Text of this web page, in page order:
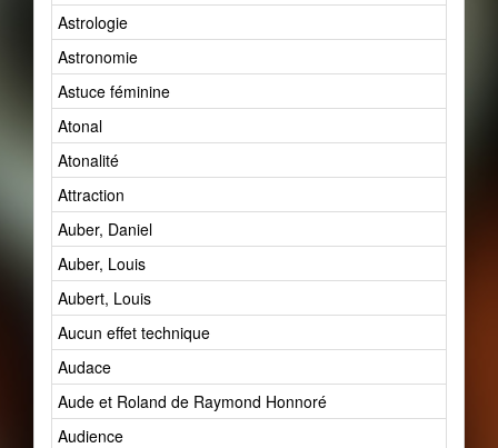
Astrologie
Astronomie
Astuce féminine
Atonal
Atonalité
Attraction
Auber, Daniel
Auber, Louis
Aubert, Louis
Aucun effet technique
Audace
Aude et Roland de Raymond Honnoré
Audience